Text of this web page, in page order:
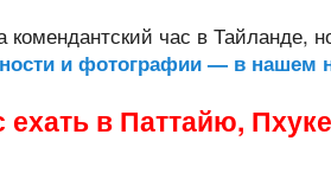
час в Тайланде,
и фотографии — в нашем
в Паттайю,